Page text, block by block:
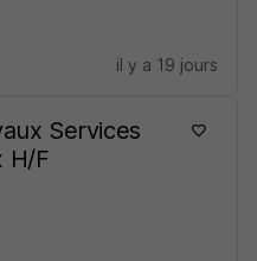
il y a 19 jours
Services
H/F